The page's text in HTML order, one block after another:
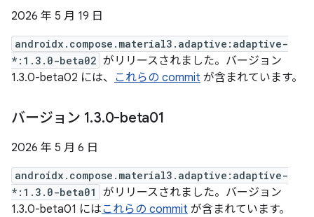
2026 年 5 月 19 日
androidx.compose.material3.adaptive:adaptive-
*:1.3.0-beta02 がリリースされました。バージョン
1.3.0-beta02 には、 これらの commit が含まれています。
バージョン 1.3.0-beta01
2026 年 5 月 6 日
androidx.compose.material3.adaptive:adaptive-
*:1.3.0-beta01
がリリースされました。バージョン
1.3.0-beta01 にはこれらの commit が含まれています。